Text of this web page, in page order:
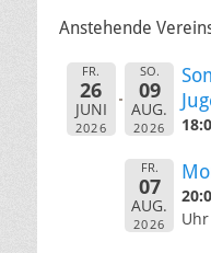
Anstehende
FR.
26
JUNI
2026
SO.
09
AUG.
2026
FR.
07
AUG.
2026